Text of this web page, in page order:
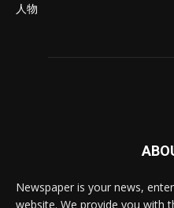
人物
Newspaper is your news,
website. We provide you with